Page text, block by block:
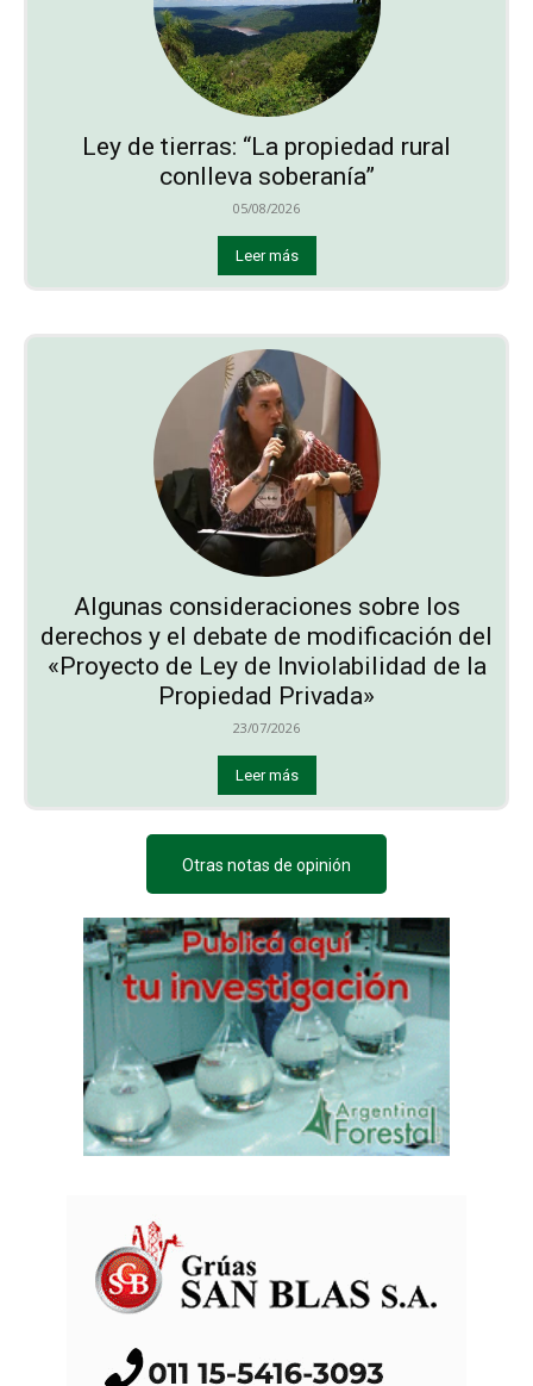
Ley de tierras: “La propiedad rural
conlleva soberanía”
05/08/2026
Leer más
Algunas consideraciones sobre los
derechos y el debate de modificación del
«Proyecto de Ley de Inviolabilidad de la
Propiedad Privada»
23/07/2026
Leer más
Otras notas de opinión